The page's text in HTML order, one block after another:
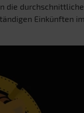
die
Einkünften